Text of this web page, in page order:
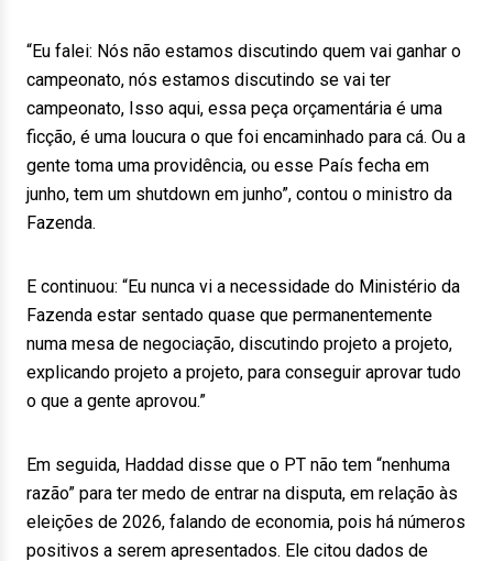
“Eu falei: Nós não estamos discutindo quem vai ganhar o
campeonato, nós estamos discutindo se vai ter
campeonato, Isso aqui, essa peça orçamentária é uma
ficção, é uma loucura o que foi encaminhado para cá. Ou a
gente toma uma providência, ou esse País fecha em
junho, tem um shutdown em junho”, contou o ministro da
Fazenda.
E continuou: “Eu nunca vi a necessidade do Ministério da
Fazenda estar sentado quase que permanentemente
numa mesa de negociação, discutindo projeto a projeto,
explicando projeto a projeto, para conseguir aprovar tudo
o que a gente aprovou.”
Em seguida, Haddad disse que o PT não tem “nenhuma
razão” para ter medo de entrar na disputa, em relação às
eleições de 2026, falando de economia, pois há números
positivos a serem apresentados. Ele citou dados de